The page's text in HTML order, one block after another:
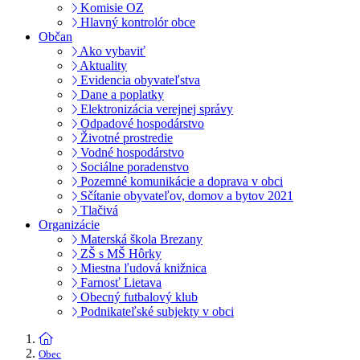
Komisie OZ
Hlavný kontrolór obce
Občan
Ako vybaviť
Aktuality
Evidencia obyvateľstva
Dane a poplatky
Elektronizácia verejnej správy
Odpadové hospodárstvo
Životné prostredie
Vodné hospodárstvo
Sociálne poradenstvo
Pozemné komunikácie a doprava v obci
Sčítanie obyvateľov, domov a bytov 2021
Tlačivá
Organizácie
Materská škola Brezany
ZŠ s MŠ Hôrky
Miestna ľudová knižnica
Farnosť Lietava
Obecný futbalový klub
Podnikateľské subjekty v obci
Obec